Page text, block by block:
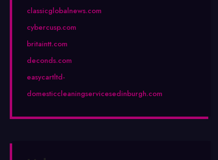
classicglobalnews.com
cybercusp.com
britaintt.com
deconds.com
easycartltd-
domesticcleaningservicesedinburgh.com